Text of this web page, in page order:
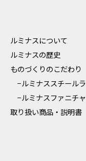
ルミナスについて
ルミナスの歴史
ものづくりのこだわり
−ルミナススチール
−ルミナスファニチ
取り扱い商品・説明書